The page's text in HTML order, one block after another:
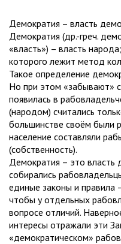
Демократия – власть
Демократия (др.-греч.
«власть») – власть
которого лежит метод
Такое определение
Но при этом «забывают»
появилась в
(народом) считались
большинстве своём были
население составляли
(собственность).
Демократия – это власть
собирались
единые законы и правила
чтобы у отдельных
вопросе отличий.
интересы отражали эти
«демократическом»